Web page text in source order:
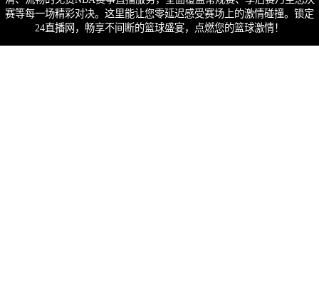
赛等每一场精彩对决。这里能让您零延迟感受赛场上的激情碰撞。锁定
24直播网，畅享不间断的篮球盛宴，点燃您的篮球激情！